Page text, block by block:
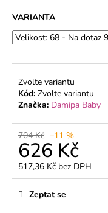
VARIANTA
Zvolte variantu
Kód: Zvolte variantu
Značka: Damipa Baby
704 Kč –11 %
626 Kč
517,36 Kč bez DPH
Měrná
cena:Zeptat se
D
o
p
r
u
u
e
m
DÍVČÍ
TEPLÁKY